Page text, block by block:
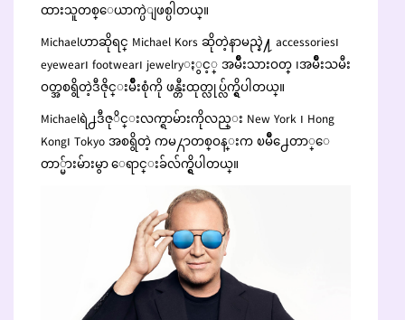
ထားသူတစ္ေယာက္ပဲျဖစ္ပါတယ္။
Michaelဟာဆိုရင္ Michael Kors ဆိုတဲ့နာမည္နဲ႔ accessories၊
eyewear၊ footwear၊ jewelryႏွင့္ အမ်ဳိးသားဝတ္ ၊အမ်ဳိးသမီး
ဝတ္အစရွိတဲ့ဒီဇိုင္းမ်ဳိးစုံကို ဖန္တီးထုတ္လုပ္လ်က္ရွိပါတယ္။
Michaelရဲ႕ဒီဇုိင္းလက္ရာမ်ားကိုလည္း New York ၊ Hong
Kong၊ Tokyo အစရွိတဲ့ ကမ႓ာတစ္ဝန္းက ၿမိဳ႕ေတာ္ေ
တာ္မ်ားမ်ားမွာ ေရာင္းခ်လ်က္ရွိပါတယ္။